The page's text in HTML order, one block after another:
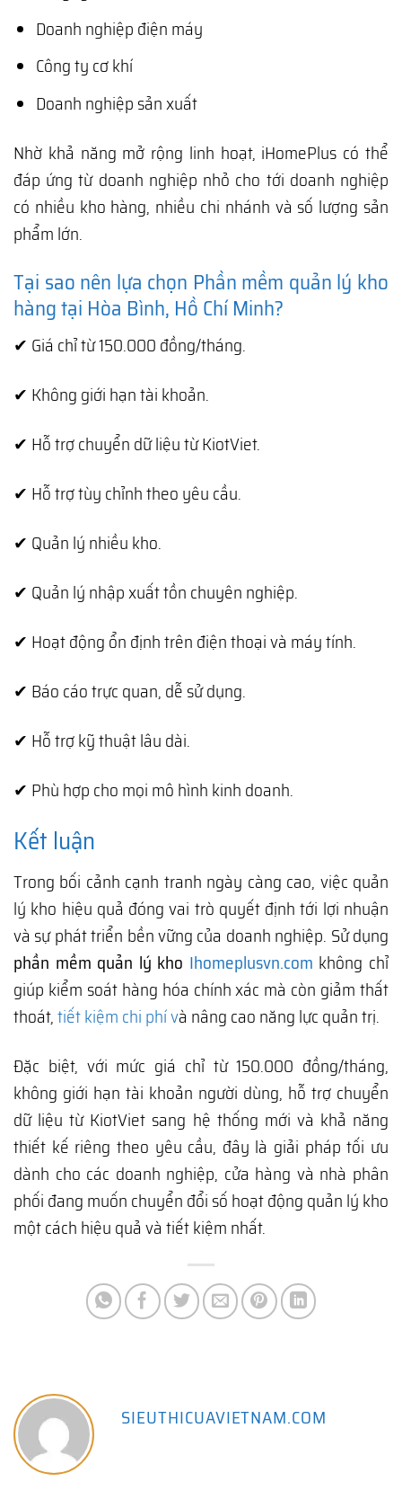
Doanh nghiệp điện máy
Công ty cơ khí
Doanh nghiệp sản xuất
Nhờ khả năng mở rộng linh hoạt, iHomePlus có thể
đáp ứng từ doanh nghiệp nhỏ cho tới doanh nghiệp
có nhiều kho hàng, nhiều chi nhánh và số lượng sản
phẩm lớn.
Tại sao nên lựa chọn Phần mềm quản lý kho
hàng tại Hòa Bình, Hồ Chí Minh?
✔ Giá chỉ từ 150.000 đồng/tháng.
✔ Không giới hạn tài khoản.
✔ Hỗ trợ chuyển dữ liệu từ KiotViet.
✔ Hỗ trợ tùy chỉnh theo yêu cầu.
✔ Quản lý nhiều kho.
✔ Quản lý nhập xuất tồn chuyên nghiệp.
✔ Hoạt động ổn định trên điện thoại và máy tính.
✔ Báo cáo trực quan, dễ sử dụng.
✔ Hỗ trợ kỹ thuật lâu dài.
✔ Phù hợp cho mọi mô hình kinh doanh.
Kết luận
Trong bối cảnh cạnh tranh ngày càng cao, việc quản
lý kho hiệu quả đóng vai trò quyết định tới lợi nhuận
và sự phát triển bền vững của doanh nghiệp. Sử dụng
phần mềm quản lý kho Ihomeplusvn.com không chỉ
giúp kiểm soát hàng hóa chính xác mà còn giảm thất
thoát,tiết kiệm chi phí và nâng cao năng lực quản trị.
Đặc biệt, với mức giá chỉ từ 150.000 đồng/tháng,
không giới hạn tài khoản người dùng, hỗ trợ chuyển
dữ liệu từ KiotViet sang hệ thống mới và khả năng
thiết kế riêng theo yêu cầu, đây là giải pháp tối ưu
dành cho các doanh nghiệp, cửa hàng và nhà phân
phối đang muốn chuyển đổi số hoạt động quản lý kho
một cách hiệu quả và tiết kiệm nhất.
SIEUTHICUAVIETNAM.COM